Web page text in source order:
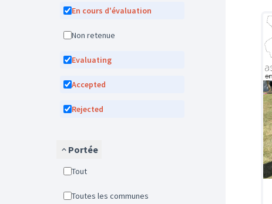
En cours d'évaluation
Non retenue
Evaluating
Accepted
Rejected
Portée
Tout
Toutes les communes